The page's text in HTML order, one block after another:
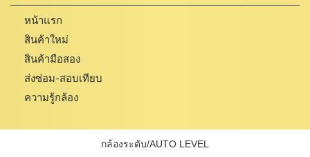
หน้าแรก
สินค้าใหม่
สินค้ามือสอง
ส่งซ่อม-สอบเทียบ
ความรู้กล้อง
กล้องระดับ/AUTO LEVEL